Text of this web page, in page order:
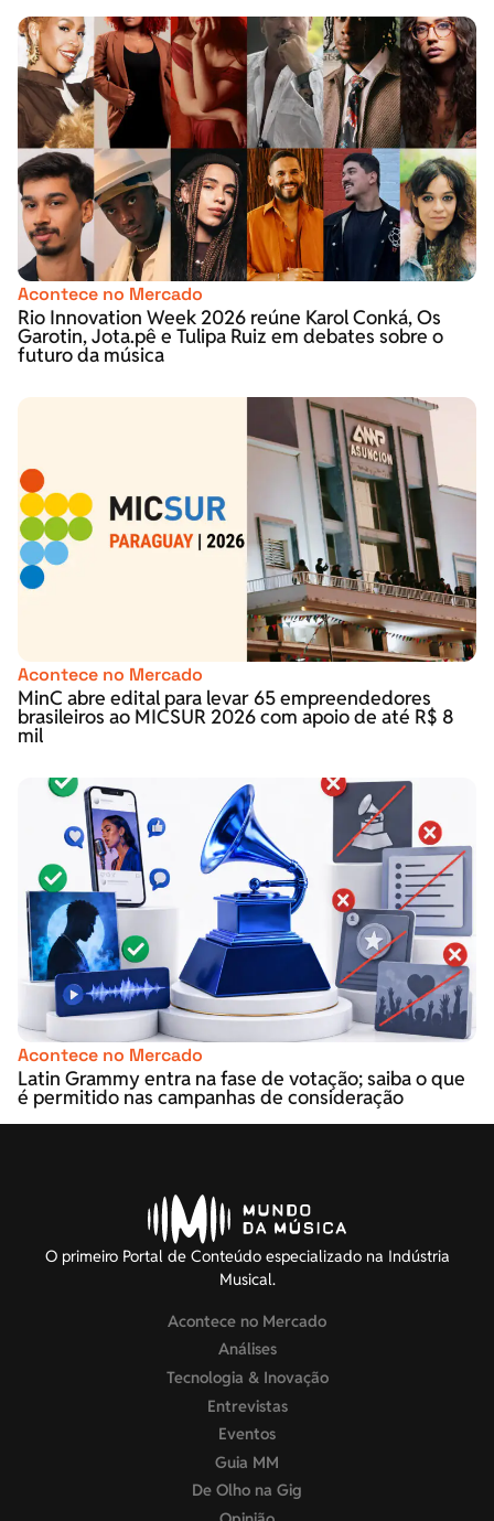
Acontece no Mercado
Rio Innovation Week 2026 reúne Karol Conká, Os
Garotin, Jota.pê e Tulipa Ruiz em debates sobre o
futuro da música
Acontece no Mercado
MinC abre edital para levar 65 empreendedores
brasileiros ao MICSUR 2026 com apoio de até R$ 8
mil
Acontece no Mercado
Latin Grammy entra na fase de votação; saiba o que
é permitido nas campanhas de consideração
O primeiro Portal de Conteúdo especializado na Indústria
Musical.
Acontece no Mercado
Análises
Tecnologia & Inovação
Entrevistas
Eventos
Guia MM
De Olho na Gig